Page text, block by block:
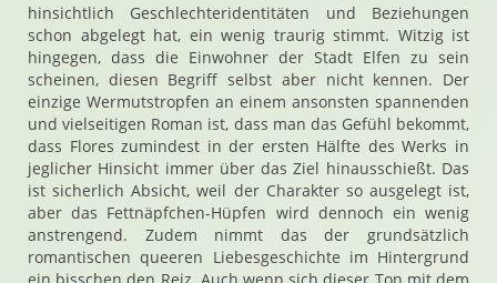
hinsichtlich Geschlechteridentitäten und Beziehungen
schon abgelegt hat, ein wenig traurig stimmt. Witzig ist
hingegen, dass die Einwohner der Stadt Elfen zu sein
scheinen, diesen Begriff selbst aber nicht kennen. Der
einzige Wermutstropfen an einem ansonsten spannenden
und vielseitigen Roman ist, dass man das Gefühl bekommt,
dass Flores zumindest in der ersten Hälfte des Werks in
jeglicher Hinsicht immer über das Ziel hinausschießt. Das
ist sicherlich Absicht, weil der Charakter so ausgelegt ist,
aber das Fettnäpfchen-Hüpfen wird dennoch ein wenig
anstrengend. Zudem nimmt das der grundsätzlich
romantischen queeren Liebesgeschichte im Hintergrund